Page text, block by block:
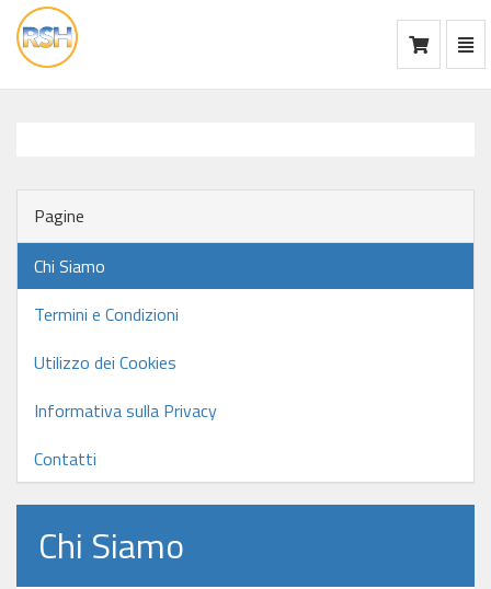
vai
alla
Pagine
Chi Siamo
Termini e Condizioni
Utilizzo dei Cookies
Informativa sulla Privacy
Contatti
Chi Siamo